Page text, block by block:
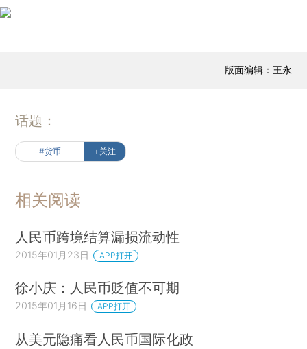
版面编辑：王永
话题：
#货币 +关注
相关阅读
人民币跨境结算漏损流动性
2015年01月23日 APP打开
徐小庆：人民币贬值不可期
2015年01月16日 APP打开
从美元隐痛看人民币国际化政